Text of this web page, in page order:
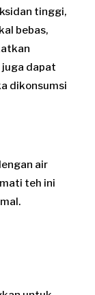
tinggi,
bebas,
juga dapat
dikonsumsi
air
teh ini